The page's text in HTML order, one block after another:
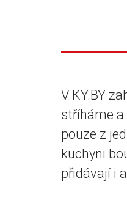
V KY.BY
stříháme a
pouze z
kuchyni
přidávají i